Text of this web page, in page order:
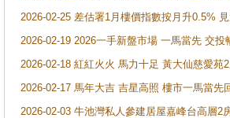
2026-02-25 差估署1月樓價指數按月升0.5%
2026-02-19 2026一手新盤市場 一馬當先 交
2026-02-18 紅紅火火 馬力十足 黃大仙慈愛
2026-02-17 馬年大吉 吉星高照 樓市一馬當
2026-02-03 牛池灣私人參建居屋嘉峰台高層